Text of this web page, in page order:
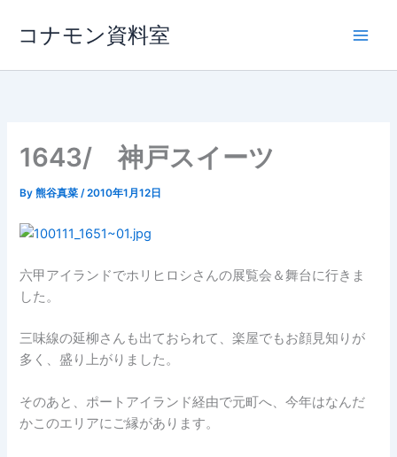
ス
コナモン資料室
1643/ 神戸スイーツ
By熊谷真菜/2010年1月12日
六甲アイランドでホリヒロシさんの展覧会＆舞台に行きま
した。
三味線の延柳さんも出ておられて、楽屋でもお顔見知りが
多く、盛り上がりました。
そのあと、ポートアイランド経由で元町へ、今年はなんだ
かこのエリアにご縁があります。